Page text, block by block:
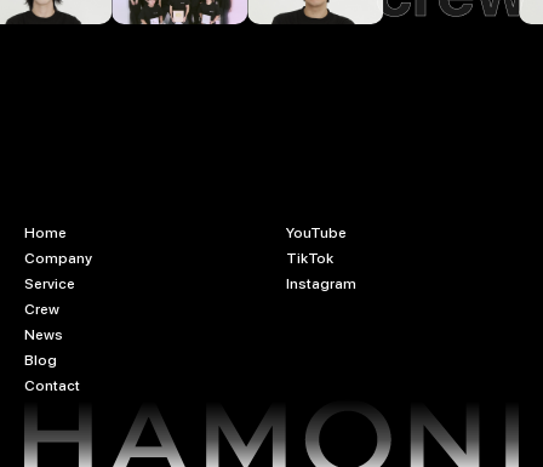
Home
Company
Service
Crew
News
Blog
Contact
YouTube
TikTok
Instagram